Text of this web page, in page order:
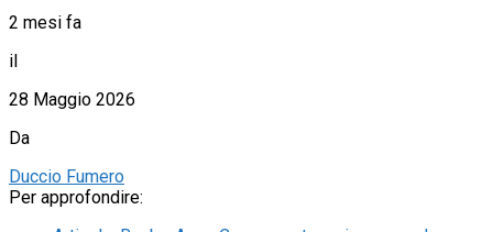
2 mesi fa
il
28 Maggio 2026
Da
Duccio Fumero
Per approfondire: